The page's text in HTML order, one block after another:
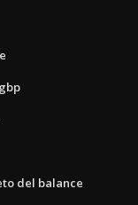
del balance